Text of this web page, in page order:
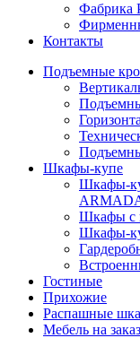
Фабрика
Контакты
Подъемные
Шкафы-купе
Шкафы-
Шкафы с
Шкафы-
Гостиные
Прихожие
Распашные
Мебель на заказ